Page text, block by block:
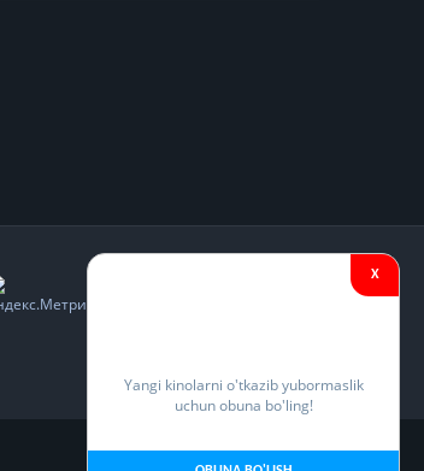
X
Yangi kinolarni o'tkazib yubormaslik
uchun obuna bo'ling!